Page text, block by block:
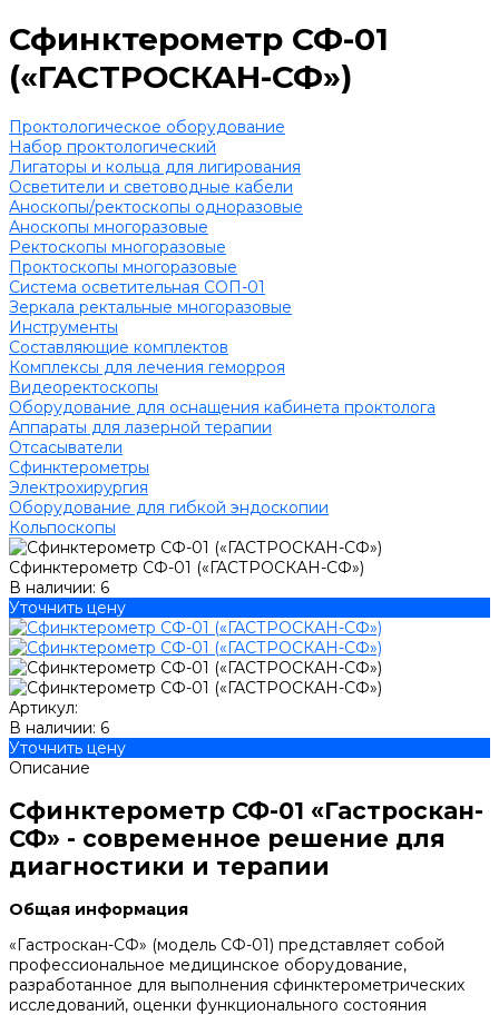
Сфинктерометр СФ-01
(«ГАСТРОСКАН-СФ»)
Проктологическое оборудование
Набор проктологический
Лигаторы и кольца для лигирования
Осветители и световодные кабели
Аноскопы/ректоскопы одноразовые
Аноскопы многоразовые
Ректоскопы многоразовые
Проктоскопы многоразовые
Система осветительная СОП-01
Зеркала ректальные многоразовые
Инструменты
Составляющие комплектов
Комплексы для лечения геморроя
Видеоректоскопы
Оборудование для оснащения кабинета проктолога
Аппараты для лазерной терапии
Отсасыватели
Сфинктерометры
Электрохирургия
Оборудование для гибкой эндоскопии
Кольпоскопы
Сфинктерометр СФ-01 («ГАСТРОСКАН-СФ»)
В наличии: 6
Уточнить цену
Артикул:
В наличии: 6
Уточнить цену
Описание
Сфинктерометр СФ-01 «Гастроскан-
СФ» - современное решение для
диагностики и терапии
Общая информация
«Гастроскан-СФ» (модель СФ-01) представляет собой
профессиональное медицинское оборудование,
разработанное для выполнения сфинктерометрических
исследований, оценки функционального состояния